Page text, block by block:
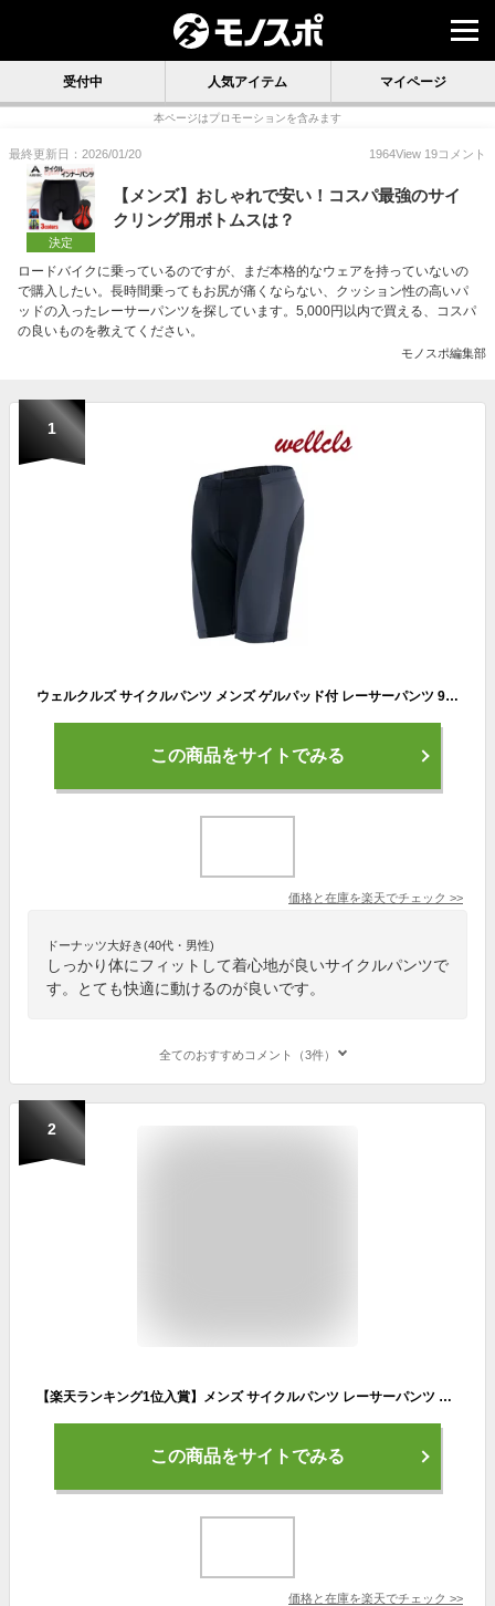
受付中 人気アイテム マイページ
本ページはプロモーションを含みます
最終更新日：2026/01/20 1964View 19コメント
決定
【メンズ】おしゃれで安い！コスパ最強のサイ
クリング用ボトムスは？
ロードバイクに乗っているのですが、まだ本格的なウェアを持っていないの
で購入したい。長時間乗ってもお尻が痛くならない、クッション性の高いパ
ッドの入ったレーサーパンツを探しています。5,000円以内で買える、コスパ
の良いものを教えてください。
モノスポ編集部
1
ウェルクルズ サイクルパンツ メンズ ゲルパッド付 レーサーパンツ 9カラー サイクルジャージ サイクルウェア サイクリングパンツ サイクルショーツ 自転車 ロードバイク サイクリング 春夏用 Wellcls WL-BB053 【楽天倉庫出荷】
この商品をサイトでみる
価格と在庫を楽天でチェック >>
ドーナッツ大好き(40代・男性)
しっかり体にフィットして着心地が良いサイクルパンツで
す。とても快適に動けるのが良いです。
全てのおすすめコメント（3件）
2
【楽天ランキング1位入賞】メンズ サイクルパンツ レーサーパンツ サイクリング サイクルウエア 自転車 3Dパッド 通気(レッド, Large)
この商品をサイトでみる
価格と在庫を楽天でチェック >>